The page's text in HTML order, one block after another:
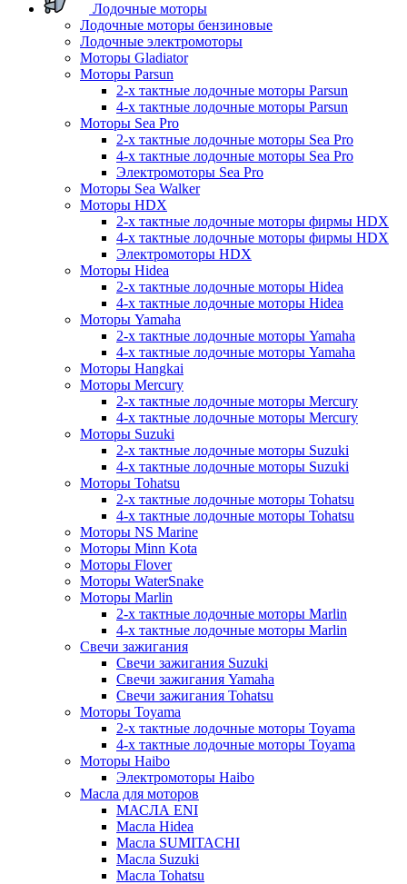
Лодочные моторы
Лодочные моторы бензиновые
Лодочные электромоторы
Моторы Gladiator
Моторы Parsun
2-х тактные лодочные моторы Parsun
4-х тактные лодочные моторы Parsun
Моторы Sea Pro
2-х тактные лодочные моторы Sea Pro
4-х тактные лодочные моторы Sea Pro
Электромоторы Sea Pro
Моторы Sea Walker
Моторы HDX
2-х тактные лодочные моторы фирмы HDX
4-х тактные лодочные моторы фирмы HDX
Электромоторы HDX
Моторы Hidea
2-х тактные лодочные моторы Hidea
4-х тактные лодочные моторы Hidea
Моторы Yamaha
2-х тактные лодочные моторы Yamaha
4-х тактные лодочные моторы Yamaha
Моторы Hangkai
Моторы Mercury
2-х тактные лодочные моторы Mercury
4-х тактные лодочные моторы Mercury
Моторы Suzuki
2-х тактные лодочные моторы Suzuki
4-х тактные лодочные моторы Suzuki
Моторы Tohatsu
2-х тактные лодочные моторы Tohatsu
4-х тактные лодочные моторы Tohatsu
Моторы NS Marine
Моторы Minn Kota
Моторы Flover
Моторы WaterSnake
Моторы Marlin
2-х тактные лодочные моторы Marlin
4-х тактные лодочные моторы Marlin
Свечи зажигания
Свечи зажигания Suzuki
Свечи зажигания Yamaha
Свечи зажигания Tohatsu
Моторы Toyama
2-х тактные лодочные моторы Toyama
4-х тактные лодочные моторы Toyama
Моторы Haibo
Электромоторы Haibo
Масла для моторов
МАСЛА ENI
Масла Hidea
Масла SUMITACHI
Масла Suzuki
Масла Tohatsu